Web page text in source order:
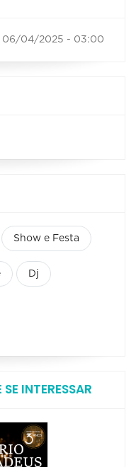
06/04/2025 - 03:00
Show e Festa
Dj
INTERESSAR